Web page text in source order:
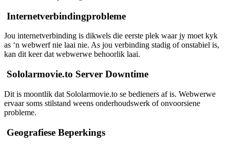
Internetverbindingprobleme
Jou internetverbinding is dikwels die eerste plek waar jy moet kyk
as ‘n webwerf nie laai nie. As jou verbinding stadig of onstabiel is,
kan dit keer dat webwerwe behoorlik laai.
Sololarmovie.to Server Downtime
Dit is moontlik dat Sololarmovie.to se bedieners af is. Webwerwe
ervaar soms stilstand weens onderhoudswerk of onvoorsiene
probleme.
Geografiese Beperkings